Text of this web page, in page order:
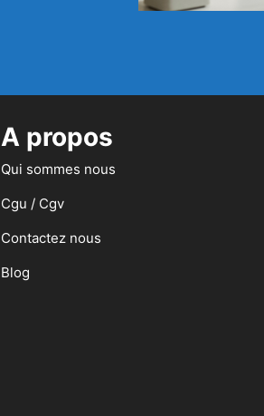
A propos
Qui sommes nous
Cgu / Cgv
Contactez nous
Blog